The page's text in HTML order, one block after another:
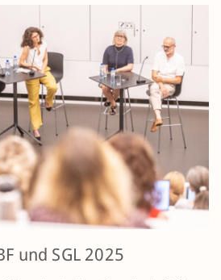
und SGL 2025